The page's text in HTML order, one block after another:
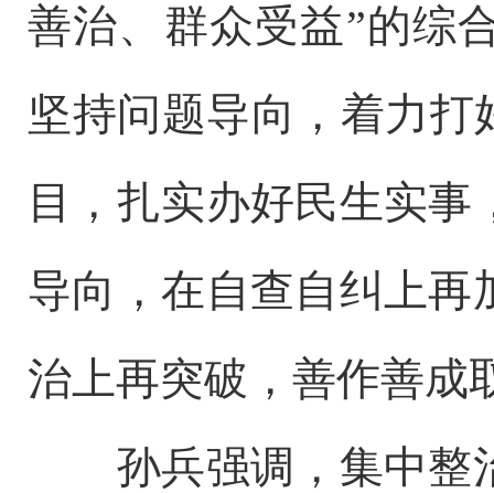
善治、群众受益”的综
坚持问题导向，着力打
目，扎实办好民生实
导向，在自查自纠上再
治上再突破，善作善成
孙兵强调，集中整